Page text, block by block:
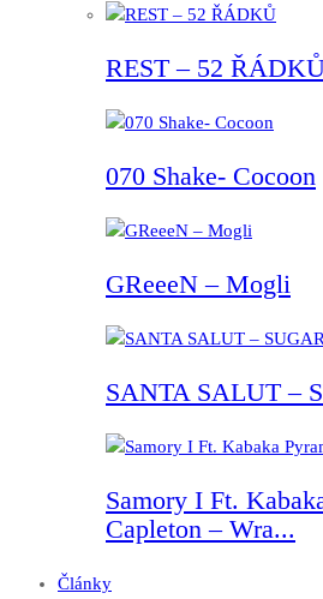
REST – 52
070 Shake- Cocoon
GReeeN – Mogli
SANTA SALUT –
Samory I Ft.
Capleton – Wra...
Články